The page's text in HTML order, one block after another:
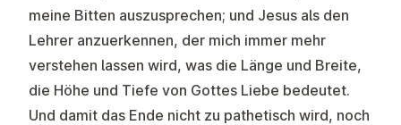
meine Bitten auszusprechen; und Jesus als den
Lehrer anzuerkennen, der mich immer mehr
verstehen lassen wird, was die Länge und Breite,
die Höhe und Tiefe von Gottes Liebe bedeutet.
Und damit das Ende nicht zu pathetisch wird, noch